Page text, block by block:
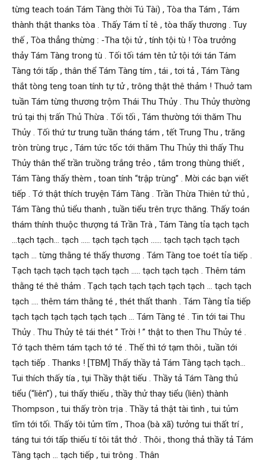
từng teach toán Tám Tàng thời Tú Tài) , Tòa tha Tám , Tám
thành thật thanks tòa . Thấy Tám tỉ tê , tòa thấy thương . Tuy
thế , Tòa thẳng thừng : -Tha tội tử , tính tội tù ! Tòa trưởng
thảy Tám Tàng trong tù . Tối tối tám tên tử tội tới tán Tám
Tàng tới tấp , thân thể Tám Tàng tím , tái , tơi tả , Tám Tàng
thắt tòng teng toan tính tự tử , trông thật thê thảm ! Thuở tam
tuần Tám từng thương trộm Thái Thu Thủy . Thu Thủy thường
trú tại thị trấn Thủ Thừa . Tối tối , Tám thường tới thăm Thu
Thủy . Tối thứ tư trung tuần tháng tám , tết Trung Thu , trăng
tròn trùng trục , Tám tức tốc tới thăm Thu Thủy thì thấy Thu
Thủy thân thể trần truồng trắng trẻo , tắm trong thùng thiết ,
Tám Tàng thấy thèm , toan tính “trập trùng” . Mời các bạn viết
tiếp . Tớ thật thích truyện Tám Tàng . Trần Thừa Thiên tử thủ ,
Tám Tàng thủ tiểu thanh , tuần tiểu trên trực thăng. Thấy toán
thám thính thuộc thượng tá Trần Trà , Tám Tàng tỉa tạch tạch
…tạch tạch… tạch ….. tạch tạch tạch …… tạch tạch tạch tạch
tạch … từng thằng té thấy thương . Tám Tàng toe toét tỉa tiếp .
Tạch tạch tạch tạch tạch tạch ….. tạch tạch tạch . Thêm tám
thằng té thê thảm . Tạch tạch tạch tạch tạch tạch … tạch tạch
tạch …. thêm tám thằng té , thét thất thanh . Tám Tàng tỉa tiếp
tạch tạch tạch tạch tạch tạch … Tám Tàng té . Tin tới tai Thu
Thủy . Thu Thủy tê tái thét ” Trời ! ” thật to then Thu Thủy té .
Tớ tạch thêm tám tạch tớ té . Thế thì tớ tạm thôi , tuần tới
tạch tiếp . Thanks ! [TBM] Thấy thầy tả Tám Tàng tạch tạch…
Tui thích thấy tía , tụi Thầy thật tiếu . Thầy tả Tám Tàng thủ
tiểu (“liên”) , tui thấy thiếu , thầy thử thay tiểu (liên) thành
Thompson , tui thấy tròn trịa . Thầy tả thật tài tình , tui tủm
tĩm tới tối. Thấy tôi tủm tĩm , Thoa (bà xã) tưởng tui thất trí ,
táng tui tới tấp thiếu tí tôi tắt thở . Thôi , thong thả thầy tả Tám
Tàng tạch … tạch tiếp , tui trông . Thân